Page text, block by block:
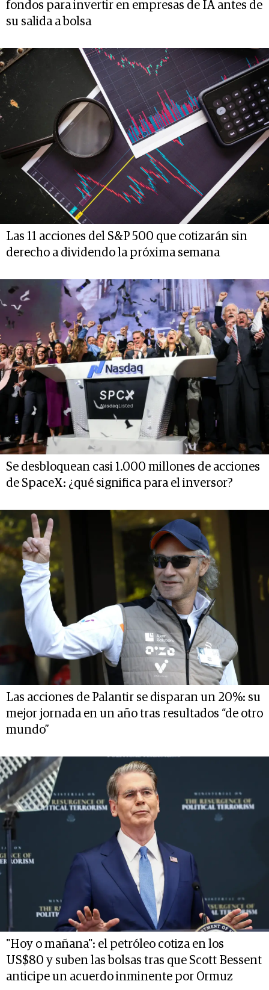
fondos para invertir en empresas de IA antes de
su salida a bolsa
Las 11 acciones del S&P 500 que cotizarán sin
derecho a dividendo la próxima semana
Se desbloquean casi 1.000 millones de acciones
de SpaceX: ¿qué significa para el inversor?
Las acciones de Palantir se disparan un 20%: su
mejor jornada en un año tras resultados “de otro
mundo”
"Hoy o mañana": el petróleo cotiza en los
US$80 y suben las bolsas tras que Scott Bessent
anticipe un acuerdo inminente por Ormuz